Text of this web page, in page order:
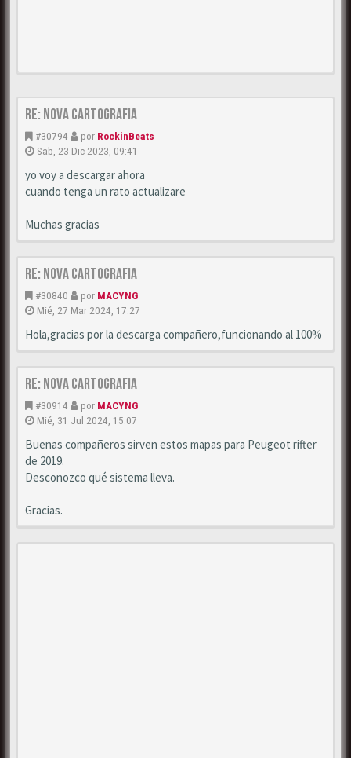
Re: Nova cartografia
#30794 por RockinBeats
Sab, 23 Dic 2023, 09:41
yo voy a descargar ahora
cuando tenga un rato actualizare
Muchas gracias
Re: Nova cartografia
#30840 por MACYNG
Mié, 27 Mar 2024, 17:27
Hola,gracias por la descarga compañero,funcionando al 100%
Re: Nova cartografia
#30914 por MACYNG
Mié, 31 Jul 2024, 15:07
Buenas compañeros sirven estos mapas para Peugeot rifter
de 2019.
Desconozco qué sistema lleva.
Gracias.